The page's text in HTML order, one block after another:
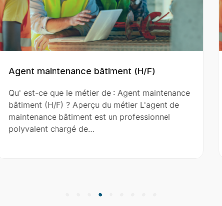
de
Aide Couvreur (H/F)
Qu' est-ce que le métier de : Aide
(H/F) ? Aperçu du métier L'aide
le couvreur principal dans
réparation et…